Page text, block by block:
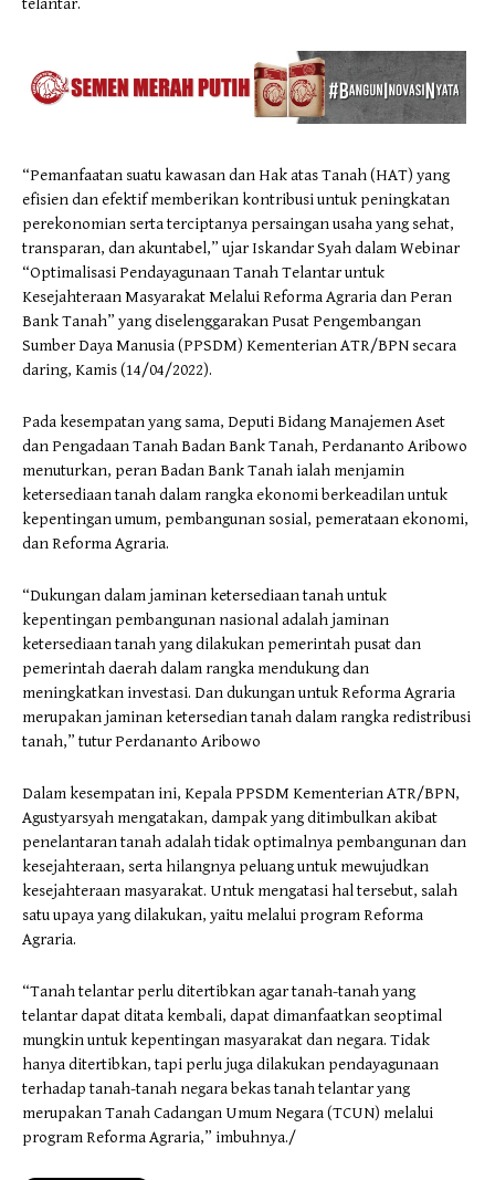
telantar.
“Pemanfaatan suatu kawasan dan Hak atas Tanah (HAT) yang
efisien dan efektif memberikan kontribusi untuk peningkatan
perekonomian serta terciptanya persaingan usaha yang sehat,
transparan, dan akuntabel,” ujar Iskandar Syah dalam Webinar
“Optimalisasi Pendayagunaan Tanah Telantar untuk
Kesejahteraan Masyarakat Melalui Reforma Agraria dan Peran
Bank Tanah” yang diselenggarakan Pusat Pengembangan
Sumber Daya Manusia (PPSDM) Kementerian ATR/BPN secara
daring, Kamis (14/04/2022).
Pada kesempatan yang sama, Deputi Bidang Manajemen Aset
dan Pengadaan Tanah Badan Bank Tanah, Perdananto Aribowo
menuturkan, peran Badan Bank Tanah ialah menjamin
ketersediaan tanah dalam rangka ekonomi berkeadilan untuk
kepentingan umum, pembangunan sosial, pemerataan ekonomi,
dan Reforma Agraria.
“Dukungan dalam jaminan ketersediaan tanah untuk
kepentingan pembangunan nasional adalah jaminan
ketersediaan tanah yang dilakukan pemerintah pusat dan
pemerintah daerah dalam rangka mendukung dan
meningkatkan investasi. Dan dukungan untuk Reforma Agraria
merupakan jaminan ketersedian tanah dalam rangka redistribusi
tanah,” tutur Perdananto Aribowo
Dalam kesempatan ini, Kepala PPSDM Kementerian ATR/BPN,
Agustyarsyah mengatakan, dampak yang ditimbulkan akibat
penelantaran tanah adalah tidak optimalnya pembangunan dan
kesejahteraan, serta hilangnya peluang untuk mewujudkan
kesejahteraan masyarakat. Untuk mengatasi hal tersebut, salah
satu upaya yang dilakukan, yaitu melalui program Reforma
Agraria.
“Tanah telantar perlu ditertibkan agar tanah-tanah yang
telantar dapat ditata kembali, dapat dimanfaatkan seoptimal
mungkin untuk kepentingan masyarakat dan negara. Tidak
hanya ditertibkan, tapi perlu juga dilakukan pendayagunaan
terhadap tanah-tanah negara bekas tanah telantar yang
merupakan Tanah Cadangan Umum Negara (TCUN) melalui
program Reforma Agraria,” imbuhnya./